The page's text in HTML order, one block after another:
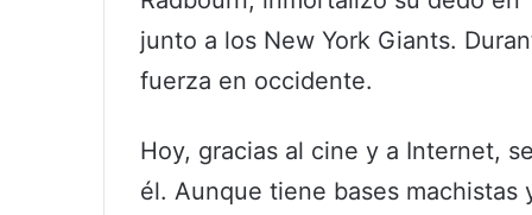
junto a los New York Giants.
fuerza en occidente.
Hoy, gracias al cine y a Internet,
él. Aunque tiene bases machistas